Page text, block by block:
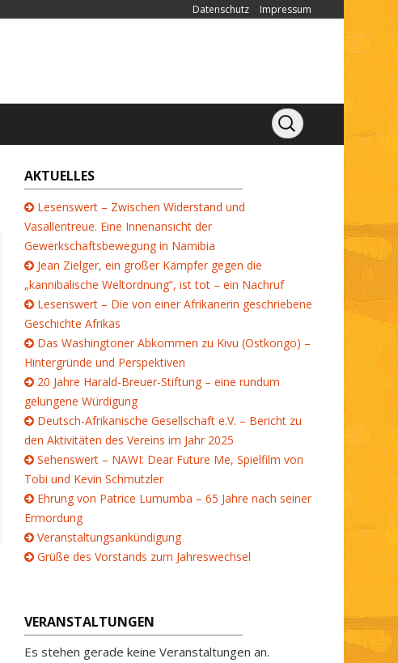
Datenschutz Impressum
AKTUELLES
Lesenswert – Zwischen Widerstand und
Vasallentreue. Eine Innenansicht der
Gewerkschaftsbewegung in Namibia
Jean Zielger, ein großer Kämpfer gegen die
„kannibalische Weltordnung“, ist tot – ein Nachruf
Lesenswert – Die von einer Afrikanerin geschriebene
Geschichte Afrikas
Das Washingtoner Abkommen zu Kivu (Ostkongo) –
Hintergründe und Perspektiven
20 Jahre Harald-Breuer-Stiftung – eine rundum
gelungene Würdigung
Deutsch-Afrikanische Gesellschaft e.V. – Bericht zu
den Aktivitäten des Vereins im Jahr 2025
Sehenswert – NAWI: Dear Future Me, Spielfilm von
Tobi und Kevin Schmutzler
Ehrung von Patrice Lumumba – 65 Jahre nach seiner
Ermordung
Veranstaltungsankündigung
Grüße des Vorstands zum Jahreswechsel
VERANSTALTUNGEN
Es stehen gerade keine Veranstaltungen an.